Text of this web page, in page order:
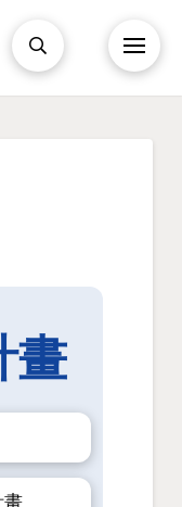
畫